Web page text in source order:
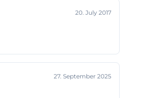
20. July 2017
27. September 2025